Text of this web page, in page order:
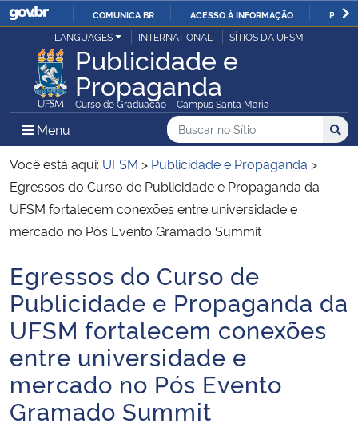
IR
PARA
O
CONTEÚDO
COMUNICA BR ACESSO À INFORMAÇÃO
Ministério da Justiça e Segurança Pública
Ministério da Defesa
Ministério das Relações Exteriores
Ministério da Economia
Ministério da Agricultura, Pecuária e Abastecimento
Ministério da Educação
Ministério da Cidadania
Ministério da Saúde
LANGUAGES INTERNATIONAL SÍTIOS DA UFSM
Publicidade e
Propaganda
Curso de Graduação – Campus Santa Maria
Menu Menu Principal do Sítio
Busca
Buscar no no Sítio
Busca:
Você está aqui: UFSM > Publicidade e Propaganda >
Egressos do Curso de Publicidade e Propaganda da
UFSM fortalecem conexões entre universidade e
mercado no Pós Evento Gramado Summit
Início do conteúdo
Egressos do Curso de
Publicidade e Propaganda da
UFSM fortalecem conexões
entre universidade e
mercado no Pós Evento
Gramado Summit